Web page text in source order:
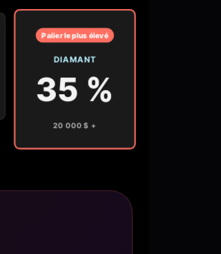
Palier le plus élevé
DIAMANT
35 %
20 000 $ +